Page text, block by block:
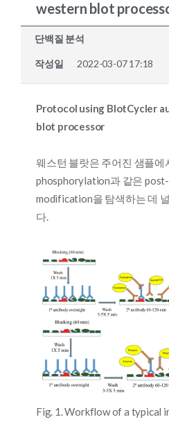
western blot
단백질 분석
작성일 2022-03-07 17:18
Protocol using BlotCycler
blot processor
웨스턴 블랏은 주어진 샘플에
phosphorylation과 같은
modification을 탐색하는 데
다.
Fig. 1. Workflow of a typical